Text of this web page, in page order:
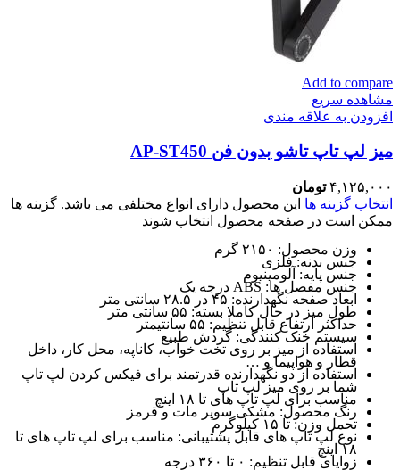
Add to compare
مشاهده سریع
افزودن به علاقه مندی
میز لپ تاپ تاشو بدون فن AP-ST450
۴,۱۲۵,۰۰۰ تومان
انتخاب گزینه ها این محصول دارای انواع مختلفی می باشد. گزینه ها
ممکن است در صفحه محصول انتخاب شوند
وزن محصول: ۲۱۵۰ گرم
جنس بدنه: فلزی
جنس پایه: آلومینیوم
جنس مفصل ها: ABS درجه یک
ابعاد صفحه نگهدارنده: ۴۵ در ۲۸.۵ سانتی متر
طول میز در حال کاملا بسته: ۵۵ سانتی متر
حداکثر ارتفاع قابل تنظیم: ۵۵ سانتیمتر
سیستم خنک کنندگی: گردش طبیع
استفاده از میز بر روی تخت خواب، کاناپه، محل کار، داخل
قطار و هواپیما و …
استفاده از دو نگهدارنده قدرتمند برای فیکس کردن لپ تاپ
شما بر روی میز لپ تاپ
مناسب برای لپ تاپ های تا ۱۸ اینچ
رنگ محصول: مشکی سوپر مات و قرمز
تحمل وزن: تا ۱۵ کیلوگرم
نوع لپ تاپ های قابل پشتیبانی: مناسب برای لپ تاپ های تا
۱۸ اینچ
زوایای قابل تنظیم: ۰ تا ۳۶۰ درجه